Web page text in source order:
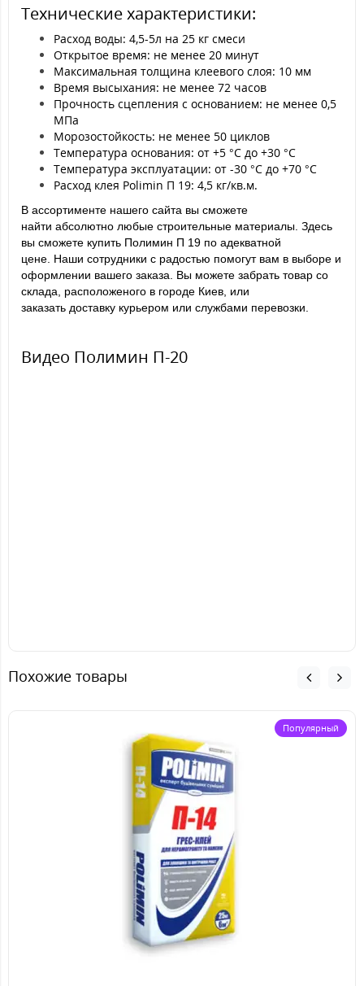
Технические характеристики:
Расход воды: 4,5-5л на 25 кг смеси
Открытое время: не менее 20 минут
Максимальная толщина клеевого слоя: 10 мм
Время высыхания: не менее 72 часов
Прочность сцепления с основанием: не менее 0,5
МПа
Морозостойкость: не менее 50 циклов
Температура основания: от +5 °С до +30 °С
Температура эксплуатации: от -30 °С до +70 °С
Расход клея Polimin П 19: 4,5 кг/кв.м.
В ассортименте нашего сайта вы сможете
найти абсолютно любые строительные материалы. Здесь
вы сможете купить Полимин П 19 по адекватной
цене. Наши сотрудники с радостью помогут вам в выборе и
оформлении вашего заказа. Вы можете забрать товар со
склада, расположеного в городе Киев, или
заказать доставку курьером или службами перевозки.
Видео Полимин П-20
Похожие товары
Популярный